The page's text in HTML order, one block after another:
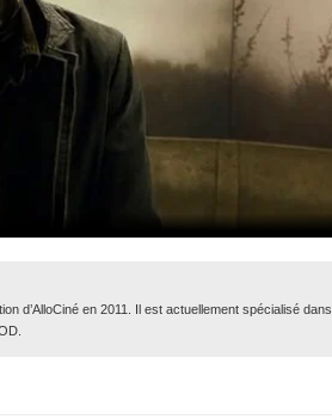
d’AlloCiné en 2011. Il est actuellement spécialisé dans